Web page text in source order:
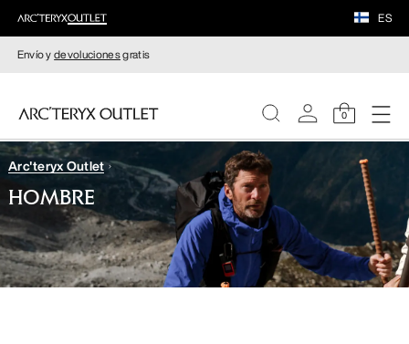
ES
Envío ydevolucionesgratis
0
MUJERE
HOMBRE
Arc'teryx Outlet
HOMBRE